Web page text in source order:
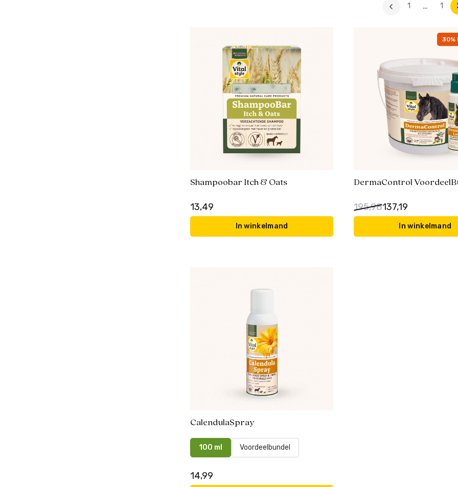
1 … 1
Shampoobar Itch & Oats
13,49
In winkelmand
30%
DermaControl
195,98137,19
In winkelmand
CalendulaSpray
100 ml Voordeelbundel
14,99